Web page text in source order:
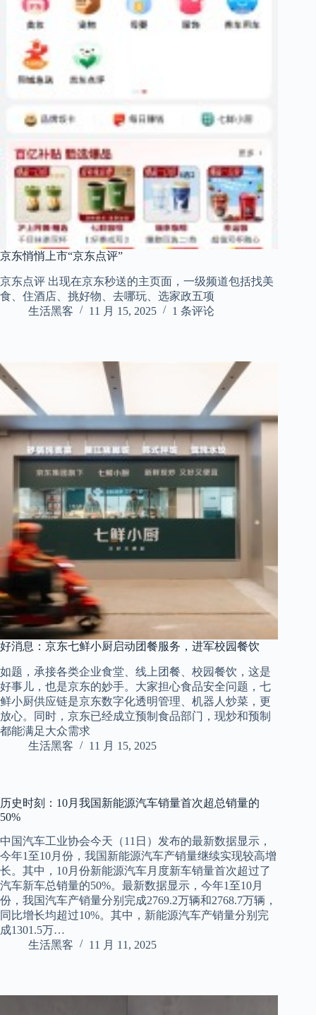
京东悄悄上市“京东点评”
京东点评 出现在京东秒送的主页面，一级频道包括找美
食、住酒店、挑好物、去哪玩、选家政五项
生活黑客
11 月 15, 2025 1 条评论
好消息：京东七鲜小厨启动团餐服务，进军校园餐饮
如题，承接各类企业食堂、线上团餐、校园餐饮，这是
好事儿，也是京东的妙手。大家担心食品安全问题，七
鲜小厨供应链是京东数字化透明管理、机器人炒菜，更
放心。同时，京东已经成立预制食品部门，现炒和预制
都能满足大众需求
生活黑客
11 月 15, 2025
历史时刻：10月我国新能源汽车销量首次超总销量的
50%
中国汽车工业协会今天（11日）发布的最新数据显示，
今年1至10月份，我国新能源汽车产销量继续实现较高增
长。其中，10月份新能源汽车月度新车销量首次超过了
汽车新车总销量的50%。最新数据显示，今年1至10月
份，我国汽车产销量分别完成2769.2万辆和2768.7万辆，
同比增长均超过10%。其中，新能源汽车产销量分别完
成1301.5万…
生活黑客
11 月 11, 2025